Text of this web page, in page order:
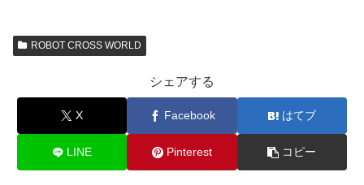
ROBOT CROSS WORLD
シェアする
X Facebook はてブ
LINE Pinterest コピー